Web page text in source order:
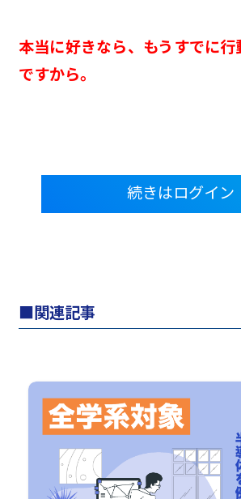
本当に好きなら、もうすでに
ですから。
続きはログイン
関連記事